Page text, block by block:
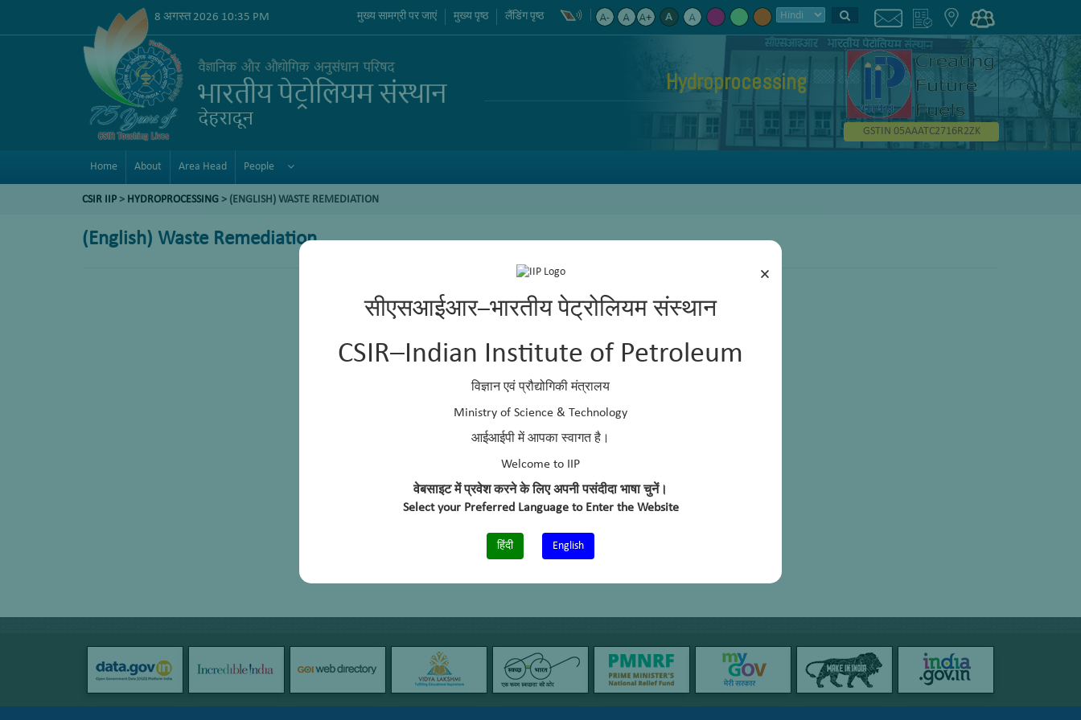
×
सीएसआईआर–भारतीय पेट्रोलियम संस्थान
CSIR–Indian Institute of Petroleum
विज्ञान एवं प्रौद्योगिकी मंत्रालय
Ministry of Science & Technology
आईआईपी में आपका स्वागत है।
Welcome to IIP
वेबसाइट में प्रवेश करने के लिए अपनी पसंदीदा भाषा चुनें।
Select your Preferred Language to Enter the Website
हिंदी English
8 अगस्त 2026 10:35 PM मुख्य सामग्री पर जाएं मुख्य पृष्ठ लैंडिंग पृष्ठ
Hydroprocessing
GSTIN 05AAATC2716R2ZK
Home About Area Head People
CSIR IIP > HYDROPROCESSING > (ENGLISH) WASTE REMEDIATION
(English) Waste Remediation